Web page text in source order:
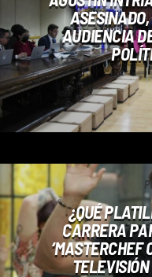
AUDIENCIA
¿QUÉ
CARRERA
‘MASTERCHEF